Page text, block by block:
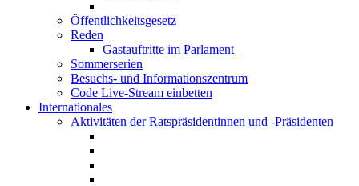
Öffentlichkeitsgesetz
Reden
Gastauftritte im Parlament
Sommerserien
Besuchs- und Informationszentrum
Code Live-Stream einbetten
Internationales
Aktivitäten der Ratspräsidentinnen und -Präsidenten